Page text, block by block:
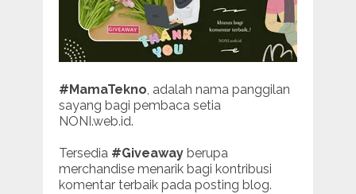
#MamaTekno, adalah nama panggilan
sayang bagi pembaca setia
NONI.web.id.
Tersedia #Giveawayberupa
merchandise menarik bagi kontribusi
komentar terbaik pada posting blog.